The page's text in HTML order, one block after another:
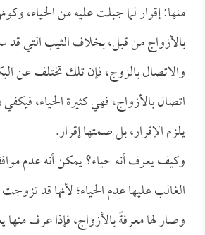
منها: إقرار لما جبلت عليه من الحياء،
بالأزواج من قبل، بخلاف الثيب التي قد
والاتصال بالزوج، فإن تلك تختلف عن
اتصال بالأزواج، فهي كثيرة الحياء،
يلزم الإقرار، بل صمتها إقرار.
وكيف يعرف أنه حياء؟ يمكن أنه عدم
الغالب عليها عدم الحياء؛ لأنها قد
وصار لها معرفةً بالأزواج، فإذا عرف منها